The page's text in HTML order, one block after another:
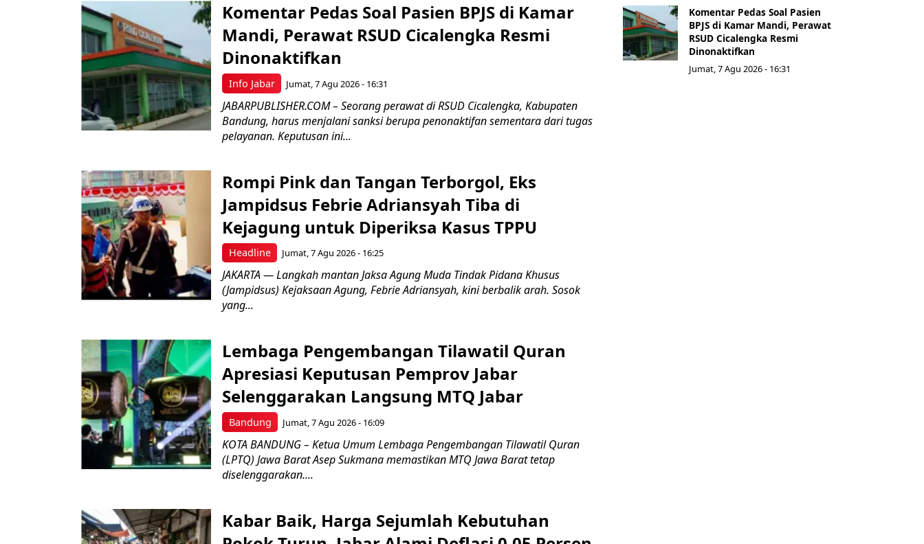
Info Jabar
Komentar Pedas Soal Pasien BPJS di Kamar
Mandi, Perawat RSUD Cicalengka Resmi
Dinonaktifkan
Jumat, 7 Agu 2026 - 16:31
JABARPUBLISHER.COM – Seorang perawat di RSUD Cicalengka, Kabupaten
Bandung, harus menjalani sanksi berupa penonaktifan sementara dari tugas
pelayanan. Keputusan ini...
Headline
Rompi Pink dan Tangan Terborgol, Eks
Jampidsus Febrie Adriansyah Tiba di
Kejagung untuk Diperiksa Kasus TPPU
Jumat, 7 Agu 2026 - 16:25
JAKARTA — Langkah mantan Jaksa Agung Muda Tindak Pidana Khusus
(Jampidsus) Kejaksaan Agung, Febrie Adriansyah, kini berbalik arah. Sosok
yang...
Bandung
Lembaga Pengembangan Tilawatil Quran
Apresiasi Keputusan Pemprov Jabar
Selenggarakan Langsung MTQ Jabar
Jumat, 7 Agu 2026 - 16:09
KOTA BANDUNG – Ketua Umum Lembaga Pengembangan Tilawatil Quran
(LPTQ) Jawa Barat Asep Sukmana memastikan MTQ Jawa Barat tetap
diselenggarakan....
Kabar Baik, Harga Sejumlah Kebutuhan
Komentar Pedas Soal Pasien
BPJS di Kamar Mandi, Perawat
RSUD Cicalengka Resmi
Dinonaktifkan
Jumat, 7 Agu 2026 - 16:31